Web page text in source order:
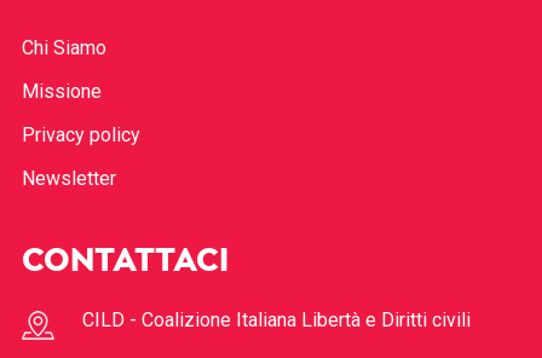
Chi Siamo
Missione
Privacy policy
Newsletter
CONTATTACI
CILD - Coalizione Italiana Libertà e Diritti civili